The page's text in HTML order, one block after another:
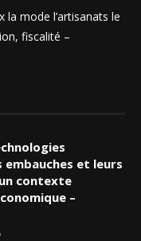
la mode l’artisanats le
fiscalité –
et leurs
contexte
–